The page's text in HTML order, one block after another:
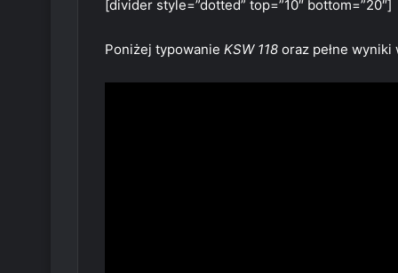
[divider style=”dotted” top=”10″ bottom=”20″]
Poniżej typowanie KSW 118 oraz pełne wyniki